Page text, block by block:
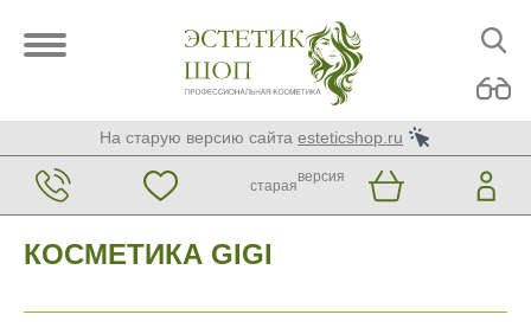
На старую версию сайта esteticshop.ru
старая
версия
КОСМЕТИКА GIGI